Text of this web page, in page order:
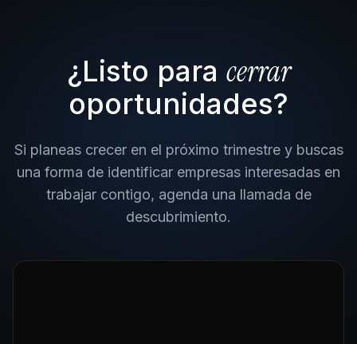
¿Listo para cerrar
oportunidades?
Si planeas crecer en el próximo trimestre y buscas
una forma de identificar empresas interesadas en
trabajar contigo, agenda una llamada de
descubrimiento.